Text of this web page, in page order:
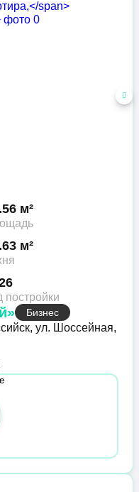
м²
м²
постройки
Бизнес
ул. Шоссейная,